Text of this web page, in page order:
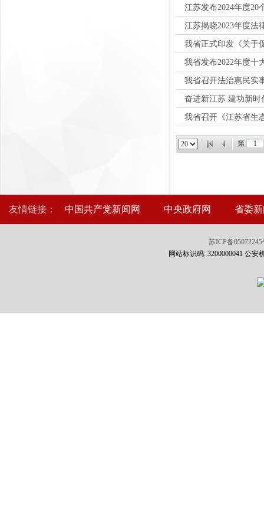
江苏发布2024年度20
江苏揭晓2023年度法
我省正式印发《关于
我省发布2022年度十
我省召开法治惠民实
奋进新江苏 建功新
我省召开《江苏省生
第
友情链接： 中国共产党新闻网 中央政府网 省委
苏ICP备05072245
网站标识码: 3200000041 公安